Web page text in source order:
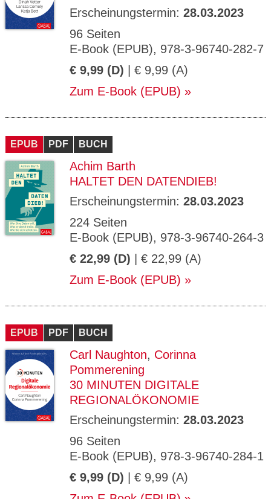
Erscheinungstermin: 28.03.2023
96 Seiten
E-Book (EPUB), 978-3-96740-282-7
€ 9,99 (D) | € 9,99 (A)
Zum E-Book (EPUB)
EPUB PDF BUCH
Achim Barth
HALTET DEN DATENDIEB!
Erscheinungstermin: 28.03.2023
224 Seiten
E-Book (EPUB), 978-3-96740-264-3
€ 22,99 (D) | € 22,99 (A)
Zum E-Book (EPUB)
EPUB PDF BUCH
Carl Naughton, Corinna
Pommerening
30 MINUTEN DIGITALE
REGIONALÖKONOMIE
Erscheinungstermin: 28.03.2023
96 Seiten
E-Book (EPUB), 978-3-96740-284-1
€ 9,99 (D) | € 9,99 (A)